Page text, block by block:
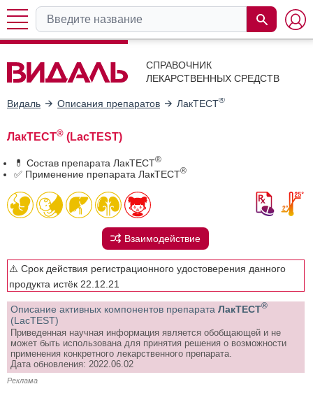
СПРАВОЧНИК
ЛЕКАРСТВЕННЫХ СРЕДСТВ
Видаль Описания препаратов ЛакТЕСТ®
ЛакТЕСТ® (LacTEST)
💊 Состав препарата ЛакТЕСТ®
✅ Применение препарата ЛакТЕСТ®
Взаимодействие
⚠️ Срок действия регистрационного удостоверения данного
продукта истёк 22.12.21
Описание активных компонентов препарата ЛакТЕСТ®
(LacTEST)
Приведенная научная информация является обобщающей и не
может быть использована для принятия решения о возможности
применения конкретного лекарственного препарата.
Дата обновления: 2022.06.02
Реклама